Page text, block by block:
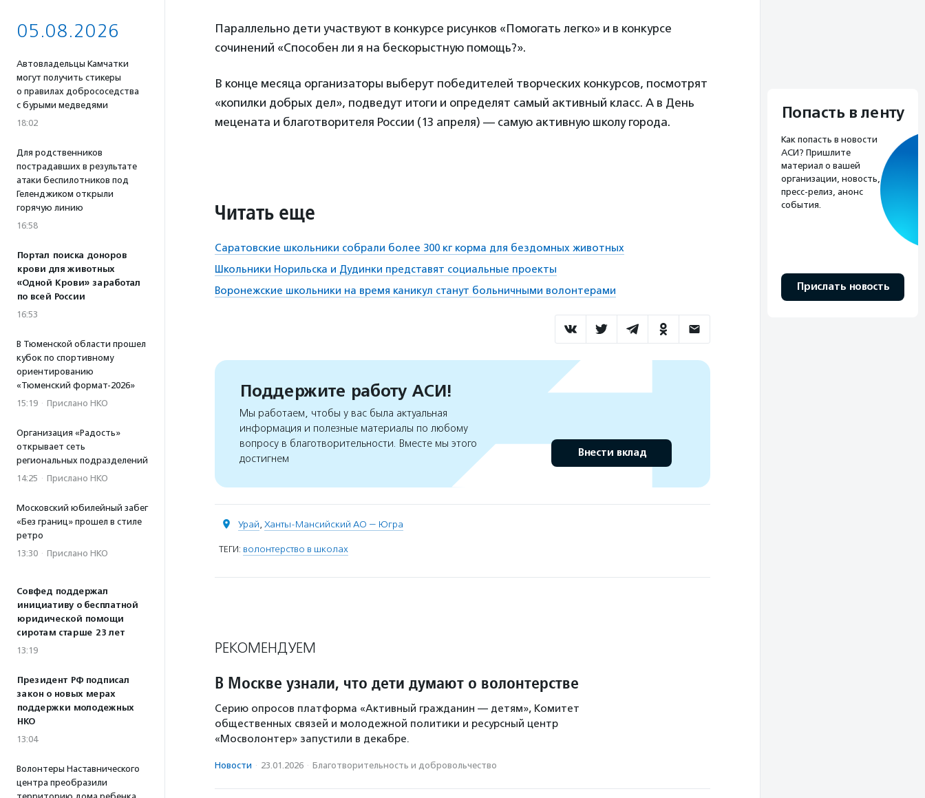
05.08.2026
Автовладельцы Камчатки
могут получить стикеры
о правилах добрососедства
с бурыми медведями
18:02
Для родственников
пострадавших в результате
атаки беспилотников под
Геленджиком открыли
горячую линию
16:58
Портал поиска доноров
крови для животных
«Одной Крови» заработал
по всей России
16:53
В Тюменской области прошел
кубок по спортивному
ориентированию
«Тюменский формат-2026»
15:19 · Прислано НКО
Организация «Радость»
открывает сеть
региональных подразделений
14:25 · Прислано НКО
Московский юбилейный забег
«Без границ» прошел в стиле
ретро
13:30 · Прислано НКО
Совфед поддержал
инициативу о бесплатной
юридической помощи
сиротам старше 23 лет
13:19
Президент РФ подписал
закон о новых мерах
поддержки молодежных
НКО
13:04
Волонтеры Наставнического
центра преобразили
Параллельно дети участвуют в конкурсе рисунков «Помогать легко» и в конкурсе
сочинений «Способен ли я на бескорыстную помощь?».
В конце месяца организаторы выберут победителей творческих конкурсов, посмотрят
«копилки добрых дел», подведут итоги и определят самый активный класс. А в День
мецената и благотворителя России (13 апреля) — самую активную школу города.
Читать еще
Саратовские школьники собрали более 300 кг корма для бездомных животных
Школьники Норильска и Дудинки представят социальные проекты
Воронежские школьники на время каникул станут больничными волонтерами
Поддержите работу АСИ!
Мы работаем, чтобы у вас была актуальная
информация и полезные материалы по любому
вопросу в благотворительности. Вместе мы этого
достигнем
Внести вклад
Урай, Ханты-Мансийский АО — Югра
ТЕГИ: волонтерство в школах
РЕКОМЕНДУЕМ
В Москве узнали, что дети думают о волонтерстве
Серию опросов платформа «Активный гражданин — детям», Комитет
общественных связей и молодежной политики и ресурсный центр
«Мосволонтер» запустили в декабре.
Новости · 23.01.2026 · Благотвори­тель­ность и доброволь­чест­во
Попасть в ленту
Как попасть в новости
АСИ? Пришлите
материал о вашей
организации, новость,
пресс-релиз, анонс
события.
Прислать новость